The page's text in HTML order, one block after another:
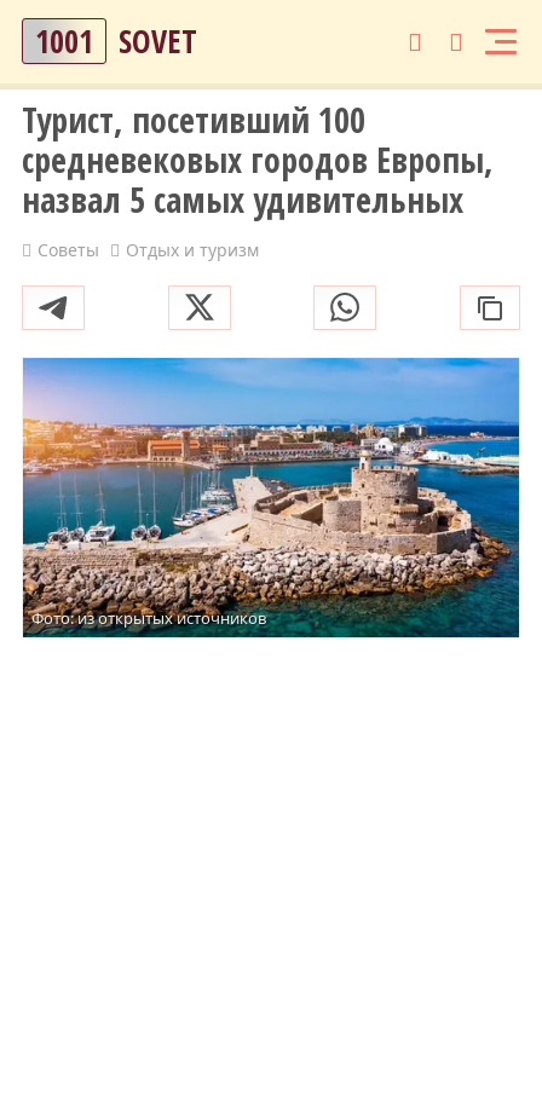
1001 SOVET
Турист, посетивший 100
средневековых городов Европы,
назвал 5 самых удивительных
Советы Отдых и туризм
Фото: из открытых источников